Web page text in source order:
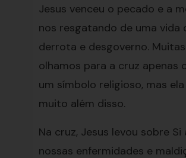
Jesus venceu o pecado e a
nos resgatando de uma vida
derrota e desgoverno. Muitas
olhamos para a cruz apenas
um símbolo religioso, mas ela
muito além disso.
Na cruz, Jesus levou sobre Si
nossas enfermidades e